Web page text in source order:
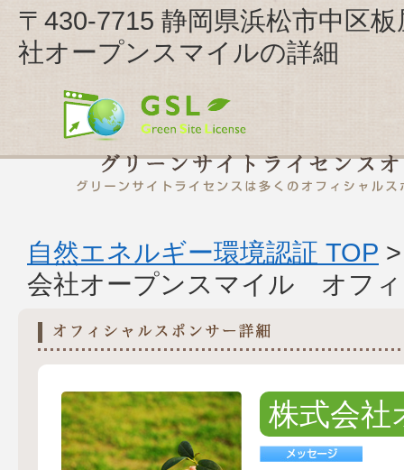
〒430-7715 静岡県浜松市中区
社オープンスマイルの詳細
自然エネルギー環境認証 TOP
会社オープンスマイル オフ
株式会社